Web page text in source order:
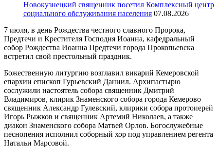
Новокузнецкий священник посетил Комплексный центр
социального обслуживания населения 07.08.2026
7 июля, в день Рождества честного славного Пророка,
Предтечи и Крестителя Господня Иоанна, кафедральный
собор Рождества Иоанна Предтечи города Прокопьевска
встретил свой престольный праздник.
Божественную литургию возглавил викарий Кемеровской
епархии епископ Гурьевский Даниил. Архипастырю
сослужили настоятель собора священник Дмитрий
Владимиров, клирик Знаменского собора города Кемерово
священник Александр Гулевский, клирики собора протоиерей
Игорь Рыжков и священник Артемий Николаев, а также
диакон Знаменского собора Матвей Орлов. Богослужебные
песнопения исполнил соборный хор под управлением регента
Натальи Марсовой.